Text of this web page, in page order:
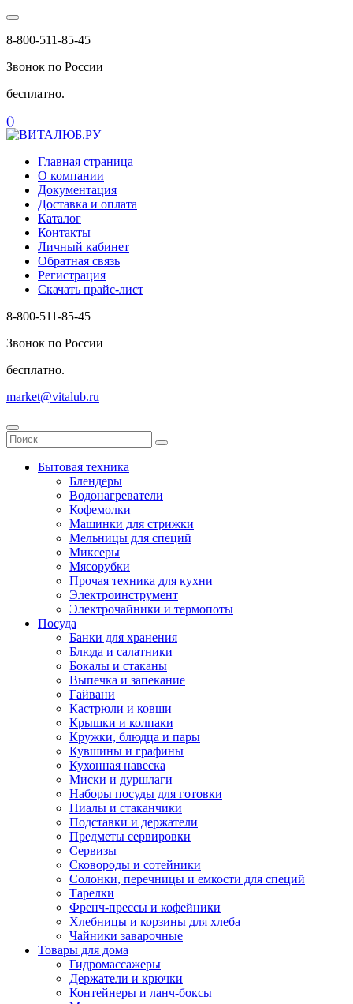
8-800-511-85-45
Звонок по России
бесплатно.
()
Главная страница
О компании
Документация
Доставка и оплата
Каталог
Контакты
Личный кабинет
Обратная связь
Регистрация
Скачать прайс-лист
8-800-511-85-45
Звонок по России
бесплатно.
market@vitalub.ru
Бытовая техника
Блендеры
Водонагреватели
Кофемолки
Машинки для стрижки
Мельницы для специй
Миксеры
Мясорубки
Прочая техника для кухни
Электроинструмент
Электрочайники и термопоты
Посуда
Банки для хранения
Блюда и салатники
Бокалы и стаканы
Выпечка и запекание
Гайвани
Кастрюли и ковши
Крышки и колпаки
Кружки, блюдца и пары
Кувшины и графины
Кухонная навеска
Миски и дуршлаги
Наборы посуды для готовки
Пиалы и стаканчики
Подставки и держатели
Предметы сервировки
Сервизы
Сковороды и сотейники
Солонки, перечницы и емкости для специй
Тарелки
Френч-прессы и кофейники
Хлебницы и корзины для хлеба
Чайники заварочные
Товары для дома
Гидромассажеры
Держатели и крючки
Контейнеры и ланч-боксы